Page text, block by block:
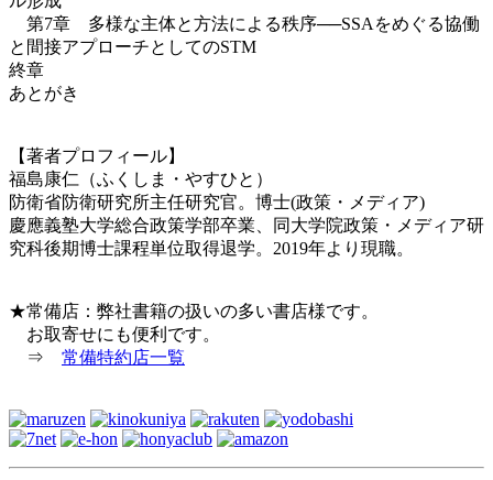
第7章 多様な主体と方法による秩序──SSAをめぐる協働
と間接アプローチとしてのSTM
終章
あとがき
【著者プロフィール】
福島康仁（ふくしま・やすひと）
防衛省防衛研究所主任研究官。博士(政策・メディア)
慶應義塾大学総合政策学部卒業、同大学院政策・メディア研
究科後期博士課程単位取得退学。2019年より現職。
★常備店：弊社書籍の扱いの多い書店様です。
お取寄せにも便利です。
⇒ 常備特約店一覧